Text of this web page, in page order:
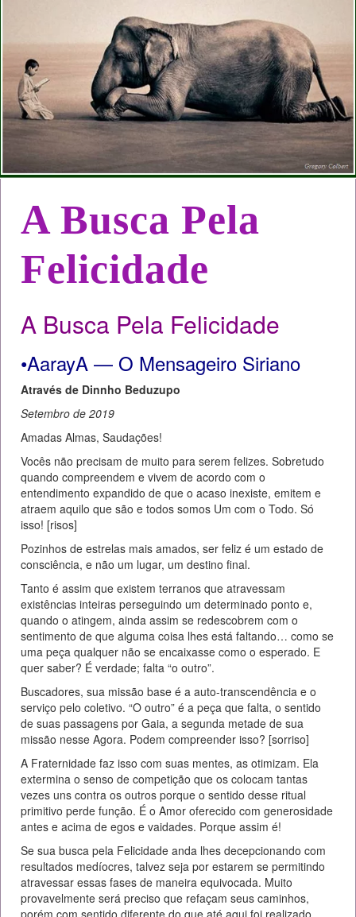
A Busca Pela
Felicidade
A Busca Pela Felicidade
•AarayA — O Mensageiro Siriano
Através de Dinnho Beduzupo
Setembro de 2019
Amadas Almas, Saudações!
Vocês não precisam de muito para serem felizes. Sobretudo
quando compreendem e vivem de acordo com o
entendimento expandido de que o acaso inexiste, emitem e
atraem aquilo que são e todos somos Um com o Todo. Só
isso! [risos]
Pozinhos de estrelas mais amados, ser feliz é um estado de
consciência, e não um lugar, um destino final.
Tanto é assim que existem terranos que atravessam
existências inteiras perseguindo um determinado ponto e,
quando o atingem, ainda assim se redescobrem com o
sentimento de que alguma coisa lhes está faltando… como se
uma peça qualquer não se encaixasse como o esperado. E
quer saber? É verdade; falta “o outro”.
Buscadores, sua missão base é a auto-transcendência e o
serviço pelo coletivo. “O outro” é a peça que falta, o sentido
de suas passagens por Gaia, a segunda metade de sua
missão nesse Agora. Podem compreender isso? [sorriso]
A Fraternidade faz isso com suas mentes, as otimizam. Ela
extermina o senso de competição que os colocam tantas
vezes uns contra os outros porque o sentido desse ritual
primitivo perde função. É o Amor oferecido com generosidade
antes e acima de egos e vaidades. Porque assim é!
Se sua busca pela Felicidade anda lhes decepcionando com
resultados medíocres, talvez seja por estarem se permitindo
atravessar essas fases de maneira equivocada. Muito
provavelmente será preciso que refaçam seus caminhos,
porém com sentido diferente do que até aqui foi realizado.